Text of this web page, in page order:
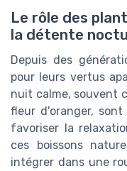
Le rôle des
la détente
Depuis des
pour leurs vertus
nuit calme, souvent
fleur d'oranger,
favoriser la
ces boissons
intégrer dans une